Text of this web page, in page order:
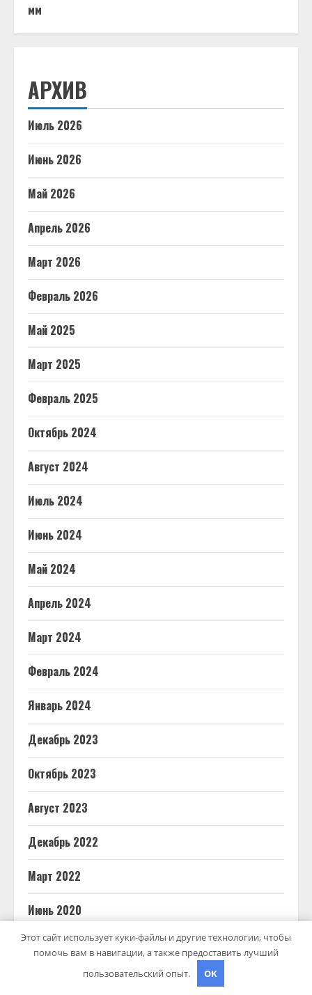
мм
АРХИВ
Июль 2026
Июнь 2026
Май 2026
Апрель 2026
Март 2026
Февраль 2026
Май 2025
Март 2025
Февраль 2025
Октябрь 2024
Август 2024
Июль 2024
Июнь 2024
Май 2024
Апрель 2024
Март 2024
Февраль 2024
Январь 2024
Декабрь 2023
Октябрь 2023
Август 2023
Декабрь 2022
Март 2022
Июнь 2020
Май 2020
Декабрь 2019
Этот сайт использует куки-файлы и другие технологии, чтобы
помочь вам в навигации, а также предоставить лучший
пользовательский опыт.
OK